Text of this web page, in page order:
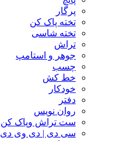
پرگار
تخته پاک کن
تخته شاسی
تراش
جوهر و استامپ
چسب
خط کش
خودکار
دفتر
روان نویس
ست تراش وپاک کن
سی دی | دی وی دی